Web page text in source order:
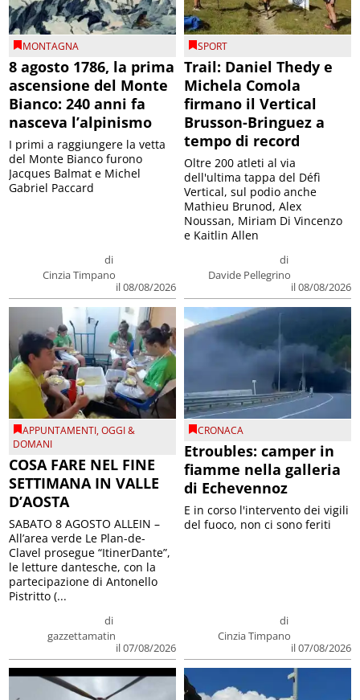
MONTAGNA
8 agosto 1786, la prima
ascensione del Monte
Bianco: 240 anni fa
nasceva l’alpinismo
di
Cinzia Timpano
il 08/08/2026
I primi a raggiungere la vetta
del Monte Bianco furono
Jacques Balmat e Michel
Gabriel Paccard
SPORT
Trail: Daniel Thedy e
Michela Comola
firmano il Vertical
Brusson-Bringuez a
tempo di record
di
Davide Pellegrino
il 08/08/2026
Oltre 200 atleti al via
dell'ultima tappa del Défì
Vertical, sul podio anche
Mathieu Brunod, Alex
Noussan, Miriam Di Vincenzo
e Kaitlin Allen
APPUNTAMENTI,OGGI &
DOMANI
COSA FARE NEL FINE
SETTIMANA IN VALLE
D’AOSTA
di
gazzettamatin
il 07/08/2026
SABATO 8 AGOSTO ALLEIN –
All’area verde Le Plan-de-
Clavel prosegue “ItinerDante”,
le letture dantesche, con la
partecipazione di Antonello
Pistritto (...
CRONACA
Etroubles: camper in
fiamme nella galleria
di Echevennoz
di
Cinzia Timpano
il 07/08/2026
E in corso l'intervento dei vigili
del fuoco, non ci sono feriti